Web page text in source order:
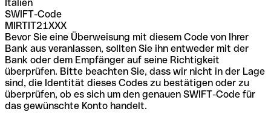
Italien
SWIFT-Code
MIRTIT21XXX
Bevor Sie eine Überweisung mit diesem Code von Ihrer
Bank aus veranlassen, sollten Sie ihn entweder mit der
Bank oder dem Empfänger auf seine Richtigkeit
überprüfen. Bitte beachten Sie, dass wir nicht in der Lage
sind, die Identität dieses Codes zu bestätigen oder zu
überprüfen, ob es sich um den genauen SWIFT-Code für
das gewünschte Konto handelt.